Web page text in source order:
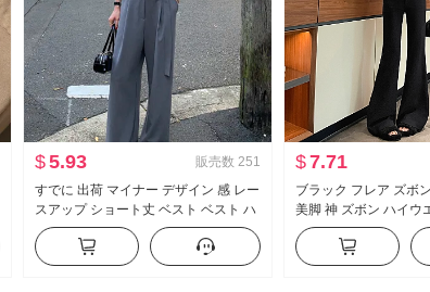
$5.93 販売数 251
すでに 出荷 マイナー デザイン 感 レー
スアップ ショート丈 ベスト ベスト ハ
イウエスト 垂 感 ワイド 脚 カジュアル
パンツ セットアップ
$7.71
ブラック フレア ズボ
美脚 神 ズボン ハイウ
モデル ズボン スリム
カジュアル ラッパ ス